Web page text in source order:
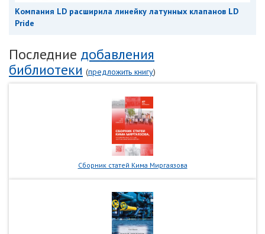
Компания LD расширила линейку латунных клапанов LD
Pride
Последние добавления
библиотеки (предложить книгу)
Сборник статей Кима Миргаязова